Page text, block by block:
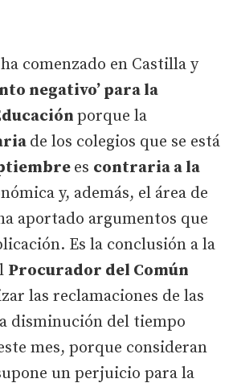
ha comenzado en Castilla y
negativo’ para la
porque la
de los colegios que se está
es contraria a la
y, además, el área de
aportado argumentos que
Es la conclusión a la
Procurador del Común
las reclamaciones de las
disminución del tiempo
mes, porque consideran
un perjuicio para la